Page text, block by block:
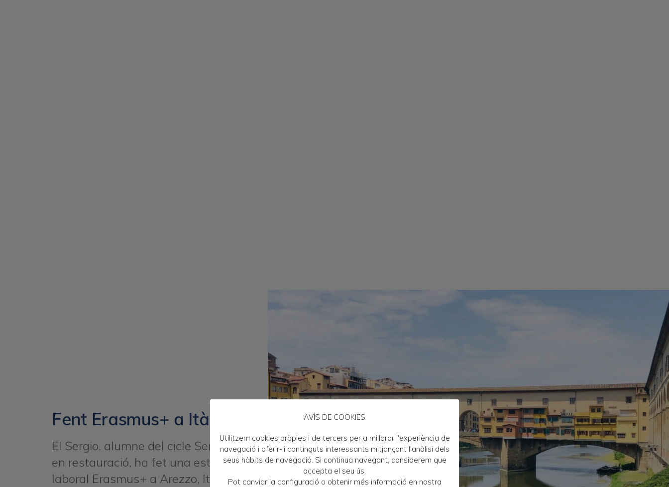
Fent Erasmus+ a Itàlia
El Sergio, alumne del cicle Serveis
en restauració, ha fet una estada
laboral Erasmus+ a Arezzo, Itàlia
AVÍS DE COOKIES
Utilitzem cookies pròpies i de tercers per a millorar l'experiència de
navegació i oferir-li continguts interessants mitjançant l'anàlisi dels
seus hàbits de navegació. Si continua navegant, considerem que
accepta el seu ús.
Pot canviar la configuració o obtenir més informació en nostra